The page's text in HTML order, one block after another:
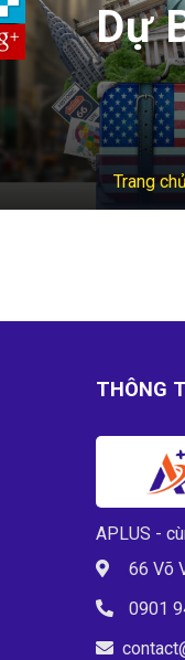
Dự
Trang chủ
THÔNG
APLUS -
66 Võ
0901